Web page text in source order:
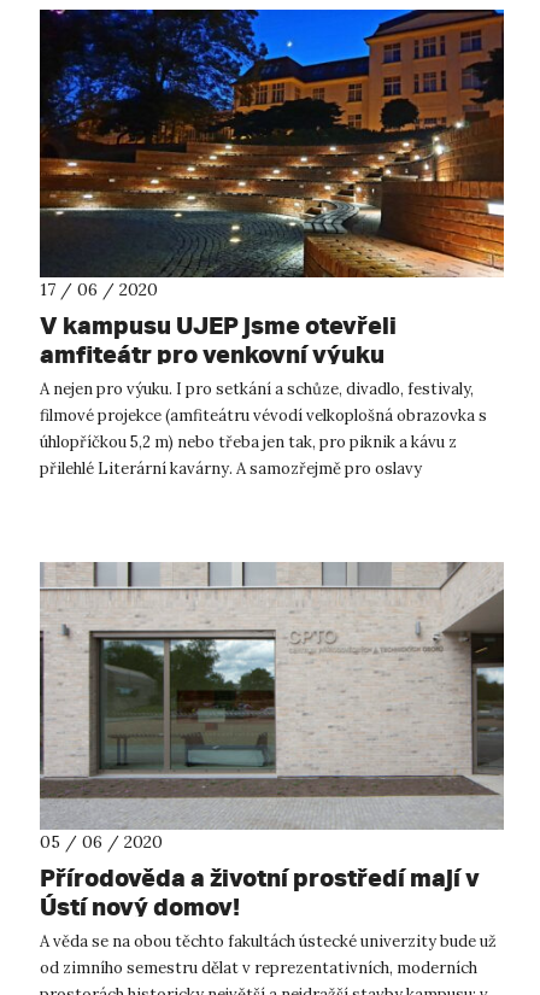
17 / 06 / 2020
V kampusu UJEP jsme otevřeli
amfiteátr pro venkovní výuku
A nejen pro výuku. I pro setkání a schůze, divadlo, festivaly,
filmové projekce (amfiteátru vévodí velkoplošná obrazovka s
úhlopříčkou 5,2 m) nebo třeba jen tak, pro piknik a kávu z
přilehlé Literární kavárny. A samozřejmě pro oslavy
05 / 06 / 2020
Přírodověda a životní prostředí mají v
Ústí nový domov!
A věda se na obou těchto fakultách ústecké univerzity bude už
od zimního semestru dělat v reprezentativních, moderních